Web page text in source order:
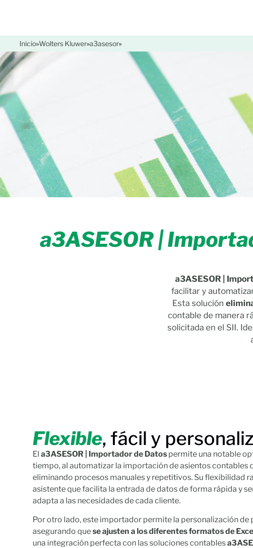
Inicio»Wolters Kluwer»a3asesor»
a3ASESOR |
a3ASESOR |
facilitar y
Esta solución
contable de manera
solicitada en el SII.
Flexible, fácil y
Ela3ASESOR | Importador de Datos permite una notable
tiempo, al automatizar la importación de asientos contables
eliminando procesos manuales y repetitivos. Su flexibilidad
asistente que facilita la entrada de datos de forma rápida y
adapta a las necesidades de cada cliente.
Por otro lado, este importador permite la personalización de
asegurando quese ajusten a los diferentes formatos de
una integración perfecta con las soluciones contables